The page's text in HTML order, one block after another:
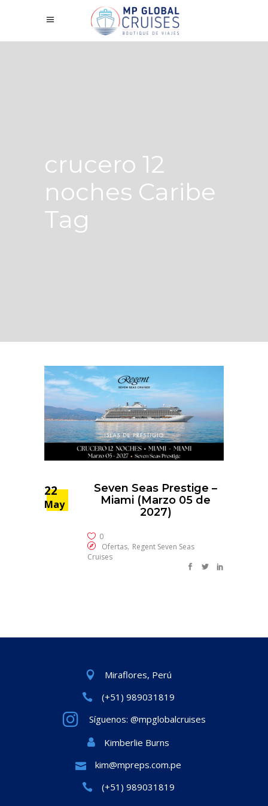
crucero 12
noches Caribe
Tag
22
May
Seven Seas Prestige –
Miami (Marzo 05 de
2027)
0
Ofertas, Regent Seven Seas
Cruises
Miraflores, Perú
(+51) 989031819
Síguenos: @mpglobalcruises
Kimberlie Burns
kim@mpreps.com.pe
(+51) 989031819